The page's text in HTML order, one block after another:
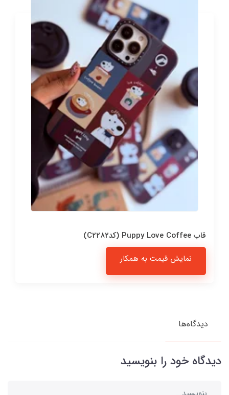
قاب Puppy Love Coffee (کدC2282)
نمایش قیمت به همکار
دیدگاه‌ها
دیدگاه خود را بنویسید